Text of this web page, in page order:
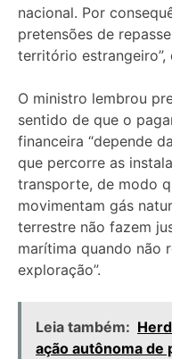
nacional. Por
pretensões de
território estrangeiro”,
O ministro lembrou
sentido de que o
financeira “depende
que percorre as
transporte, de modo
movimentam gás
terrestre não fazem
marítima quando não
exploração”.
Leia também:
ação autônoma de